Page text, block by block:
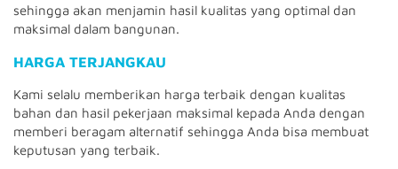
sehingga akan menjamin hasil kualitas yang optimal dan
maksimal dalam bangunan.
HARGA TERJANGKAU
Kami selalu memberikan harga terbaik dengan kualitas
bahan dan hasil pekerjaan maksimal kepada Anda dengan
memberi beragam alternatif sehingga Anda bisa membuat
keputusan yang terbaik.